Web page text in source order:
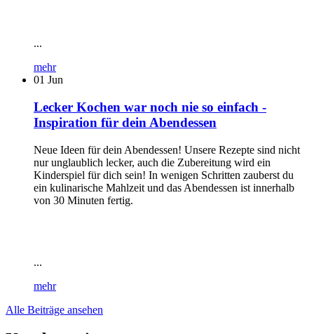
...
mehr
01 Jun
Lecker Kochen war noch nie so einfach -
Inspiration für dein Abendessen
Neue Ideen für dein Abendessen! Unsere Rezepte sind nicht
nur unglaublich lecker, auch die Zubereitung wird ein
Kinderspiel für dich sein! In wenigen Schritten zauberst du
ein kulinarische Mahlzeit und das Abendessen ist innerhalb
von 30 Minuten fertig.
...
mehr
Alle Beiträge ansehen